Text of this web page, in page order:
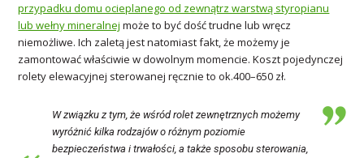
przypadku domu ocieplanego od zewnątrz warstwą styropianu
lub wełny mineralnej może to być dość trudne lub wręcz
niemożliwe. Ich zaletą jest natomiast fakt, że możemy je
zamontować właściwie w dowolnym momencie. Koszt pojedynczej
rolety elewacyjnej sterowanej ręcznie to ok.400–650 zł.
W związku z tym, że wśród rolet zewnętrznych możemy
wyróżnić kilka rodzajów o różnym poziomie
bezpieczeństwa i trwałości, a także sposobu sterowania,